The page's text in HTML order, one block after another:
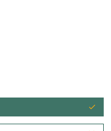
és a részecskefizikán át
csak néhányat említsünk